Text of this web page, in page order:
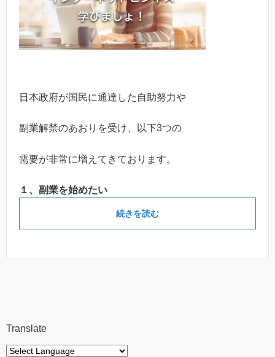
日本政府が国民に通達した自助努力や
副業解禁のあおりを受け、以下3つの
需要が非常に増えてきております。
１、副業を始めたい
続きを読む
Translate